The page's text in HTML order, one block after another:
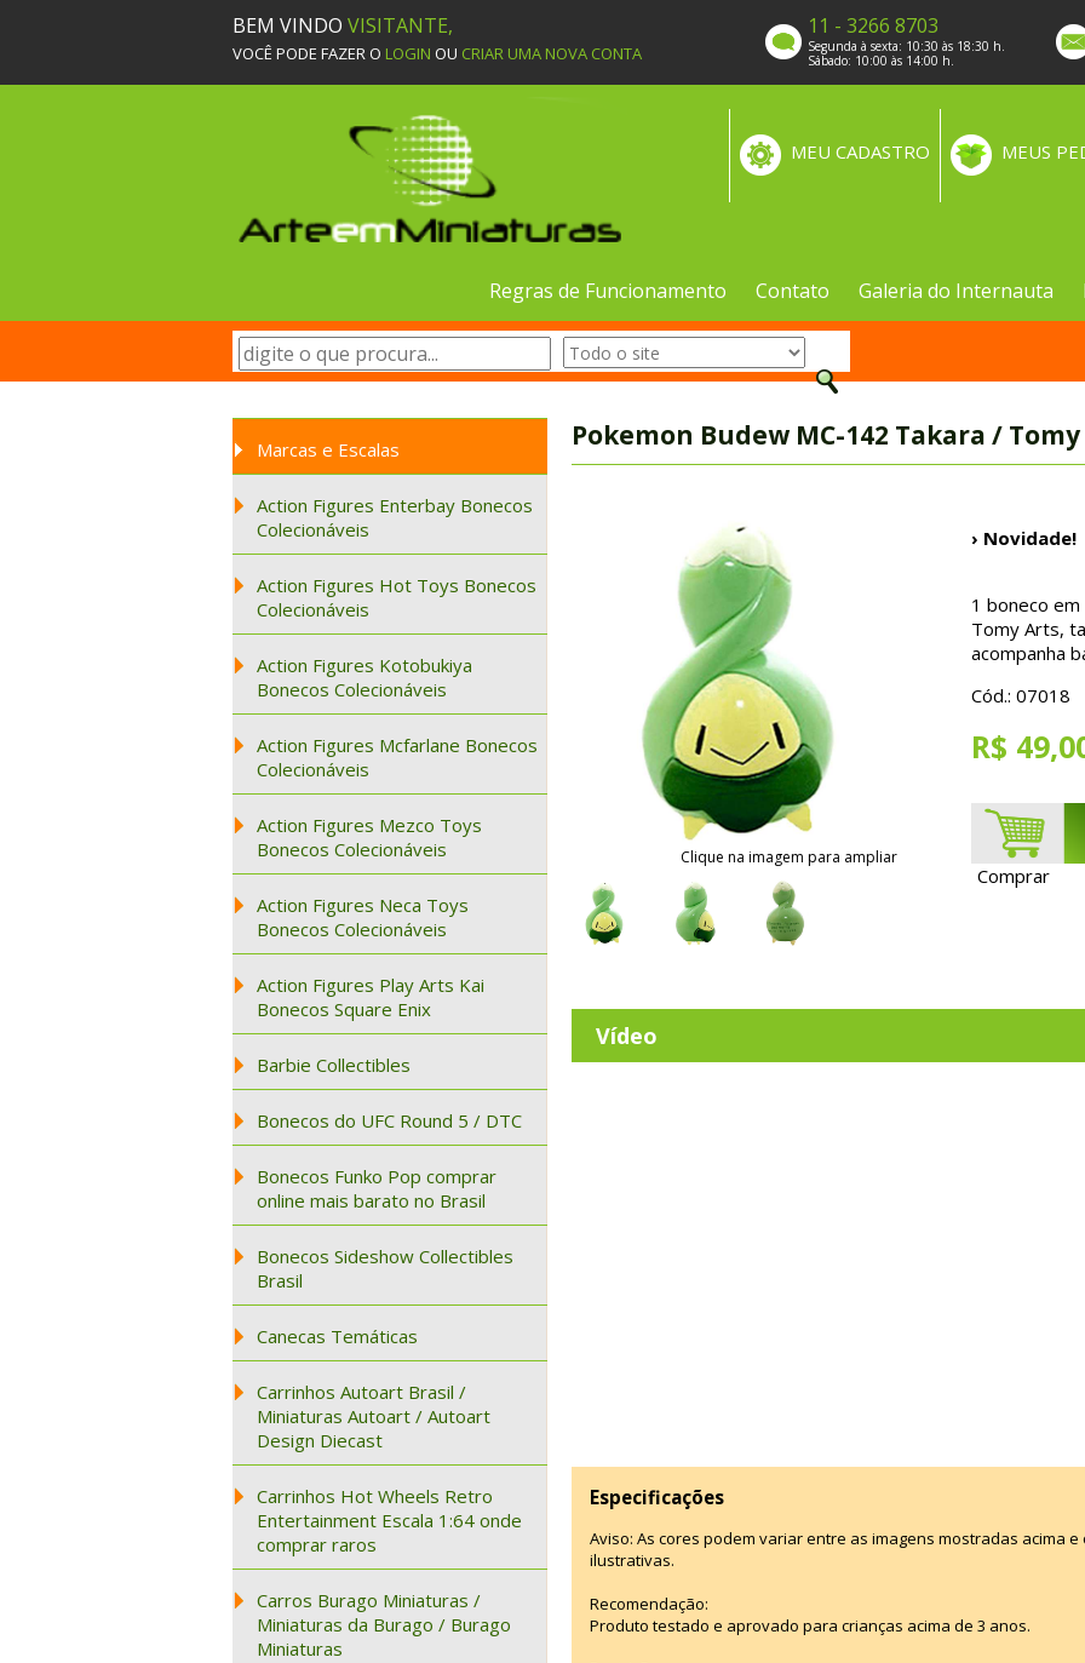
BEM VINDO VISITANTE,
VOCÊ PODE FAZER O LOGIN OU CRIAR UMA NOVA CONTA
11 - 3266 8703
Segunda à sexta: 10:30 às 18:30 h.
Sábado: 10:00 às 14:00 h.
MEUS
MEU CADASTRO
Regras de Funcionamento Contato Galeria do Internauta
Marcas e Escalas
Action Figures Enterbay Bonecos
Colecionáveis
Action Figures Hot Toys Bonecos
Colecionáveis
Action Figures Kotobukiya
Bonecos Colecionáveis
Action Figures Mcfarlane Bonecos
Colecionáveis
Action Figures Mezco Toys
Bonecos Colecionáveis
Action Figures Neca Toys
Bonecos Colecionáveis
Action Figures Play Arts Kai
Bonecos Square Enix
Barbie Collectibles
Bonecos do UFC Round 5 / DTC
Bonecos Funko Pop comprar
online mais barato no Brasil
Bonecos Sideshow Collectibles
Brasil
Canecas Temáticas
Carrinhos Autoart Brasil /
Miniaturas Autoart / Autoart
Design Diecast
Carrinhos Hot Wheels Retro
Entertainment Escala 1:64 onde
comprar raros
Carros Burago Miniaturas /
Miniaturas da Burago / Burago
Miniaturas
Pokemon Budew MC-142 Takara /
Clique na imagem para ampliar
› Novidade!
1 boneco em
Tomy Arts,
acompanha
Cód.: 07018
R$
Comprar
Vídeo
Especificações
Aviso: As cores podem variar entre as imagens mostradas acima
ilustrativas.
Recomendação:
Produto testado e aprovado para crianças acima de 3 anos.